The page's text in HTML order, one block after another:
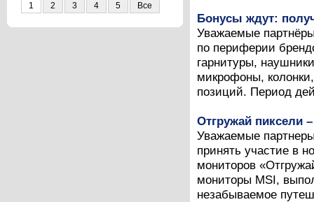
1 2 3 4 5 Все
Бонусы ждут:
Уважаемые
по периферии
гарнитуры,
микрофоны,
позиций. Период
Отгружай пиксели
Уважаемые
принять участие в
мониторов
мониторы MSI,
незабываемое